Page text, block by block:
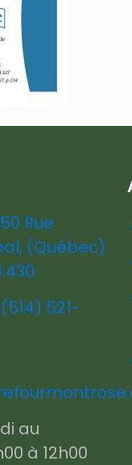
Rue
(Québec)
(514) 521-
au
à 12h00